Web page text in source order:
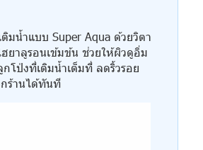
ติมน้ำแบบ Super Aqua ด้วยวิตา
ยาลูรอนเข้มข้น ช่วยให้ผิวดูอิ่ม
โป่งที่เติมน้ำเต็มที่ ลดริ้วรอย
ร้านได้ทันที